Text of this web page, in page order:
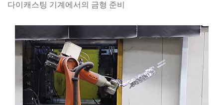
다이캐스팅 기계에서의 금형 준비